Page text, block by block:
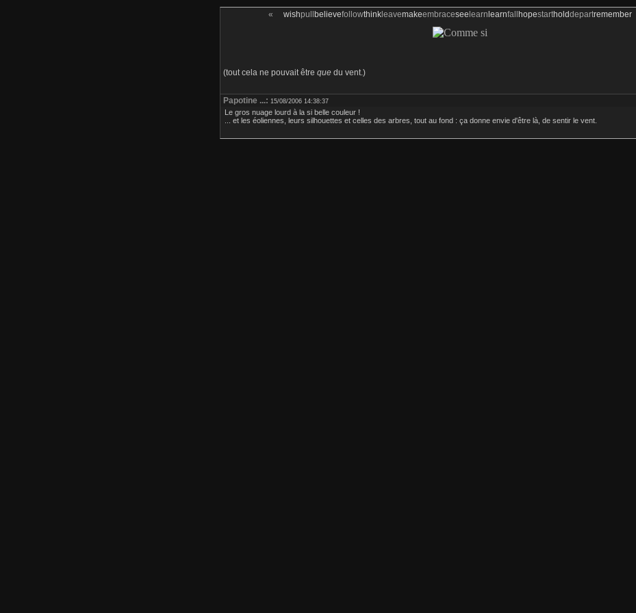
« wishpull believefollowthinkleavemakeembracesee learn learnfall hopestartholddepartremember
(tout cela ne pouvait être que du vent.)
Papotine ...: 15/08/2006 14:38:37
Le gros nuage lourd à la si belle couleur !
... et les éoliennes, leurs silhouettes et celles des arbres, tout au fond : ça donne envie d'être là, de sentir le vent.